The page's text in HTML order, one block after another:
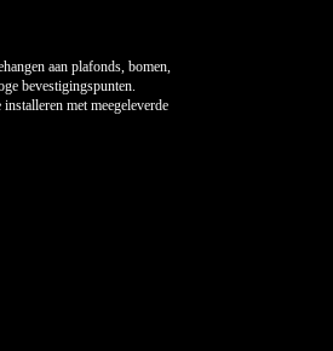
aan plafonds, bomen,
bevestigingspunten.
met meegeleverde